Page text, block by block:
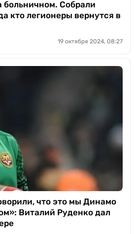
больничном. Собрали
кто легионеры вернутся в
19 октября 2024, 08:27
что это мы Динамо
Виталий Руденко дал